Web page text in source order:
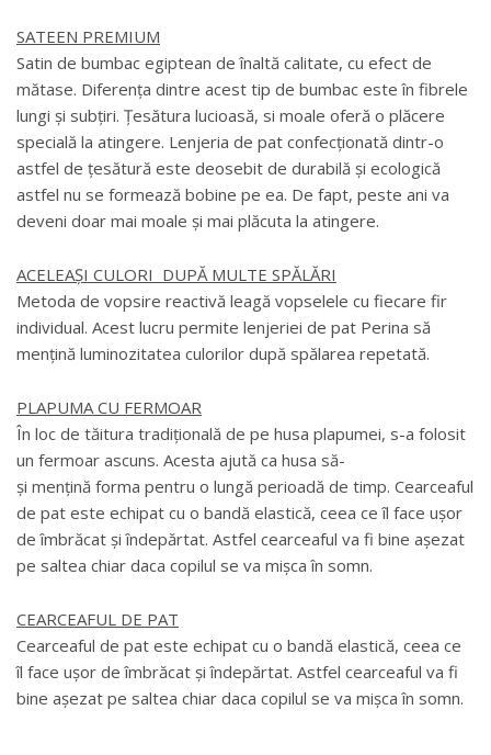
SATEEN PREMIUM
Satin de bumbac egiptean de înaltă calitate, cu efect de
mătase. Diferența dintre acest tip de bumbac este în fibrele
lungi și subțiri. Țesătura lucioasă, si moale oferă o plăcere
specială la atingere. Lenjeria de pat confecționată dintr-o
astfel de țesătură este deosebit de durabilă și ecologică
astfel nu se formează bobine pe ea. De fapt, peste ani va
deveni doar mai moale și mai plăcuta la atingere.
ACELEAȘI CULORI DUPĂ MULTE SPĂLĂRI
Metoda de vopsire reactivă leagă vopselele cu fiecare fir
individual. Acest lucru permite lenjeriei de pat Perina să
mențină luminozitatea culorilor după spălarea repetată.
PLAPUMA CU FERMOAR
În loc de tăitura tradițională de pe husa plapumei, s-a folosit
un fermoar ascuns. Acesta ajută ca husa să-
și mențină forma pentru o lungă perioadă de timp. Cearceaful
de pat este echipat cu o bandă elastică, ceea ce îl face ușor
de îmbrăcat și îndepărtat. Astfel cearceaful va fi bine așezat
pe saltea chiar daca copilul se va mișca în somn.
CEARCEAFUL DE PAT
Cearceaful de pat este echipat cu o bandă elastică, ceea ce
îl face ușor de îmbrăcat și îndepărtat. Astfel cearceaful va fi
bine așezat pe saltea chiar daca copilul se va mișca în somn.